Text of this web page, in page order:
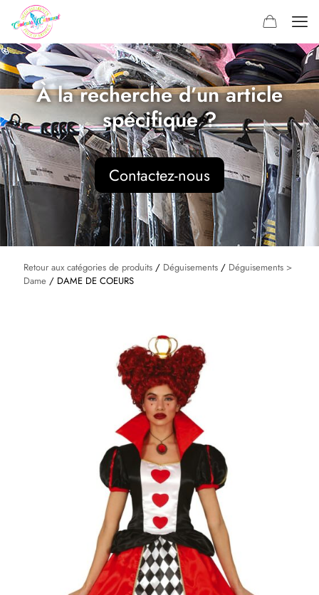
À la recherche d’un article
spécifique ?
Contactez-nous
Retour aux catégories de produits / Déguisements / Déguisements >
Dame / DAME DE COEURS